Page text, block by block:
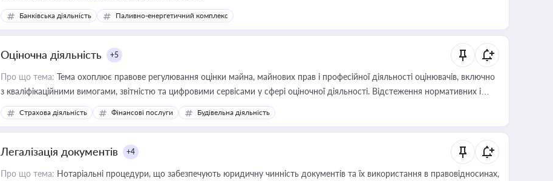
Банківська діяльність Паливно-енергетичний комплекс
Оціночна діяльність +5
Про що тема: Тема охоплює правове регулювання оцінки майна, майнових прав і професійної діяльності оцінювачів, включно
з кваліфікаційними вимогами, звітністю та цифровими сервісами у сфері оціночної діяльності. Відстеження нормативних і
медійних змін у цій сфері корисне для власника бізнесу, керівника, юриста або бухгалтера під час оподаткування,
приватизації, оренди державного майна, корпоративних угод і перевірки статусу суб'єктів оціночної діяльності
Страхова діяльність Фінансові послуги Будівельна діяльність
Легалізація документів +4
Про що тема: Нотаріальні процедури, що забезпечують юридичну чинність документів та їх використання в правовідносинах,